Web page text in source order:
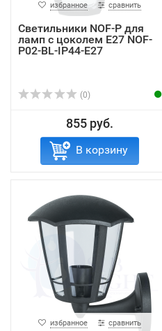
избранное сравнить
Светильники NOF-P для
ламп с цоколем Е27 NOF-
P02-BL-IP44-E27
(0)
855 руб.
В корзину
избранное сравнить